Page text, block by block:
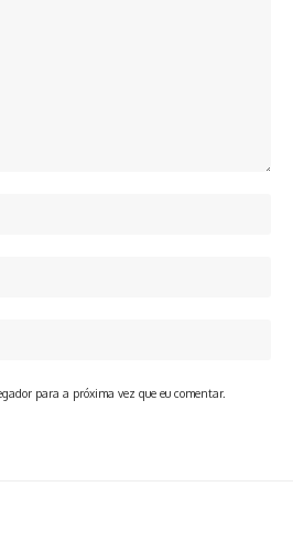
para a próxima vez que eu comentar.